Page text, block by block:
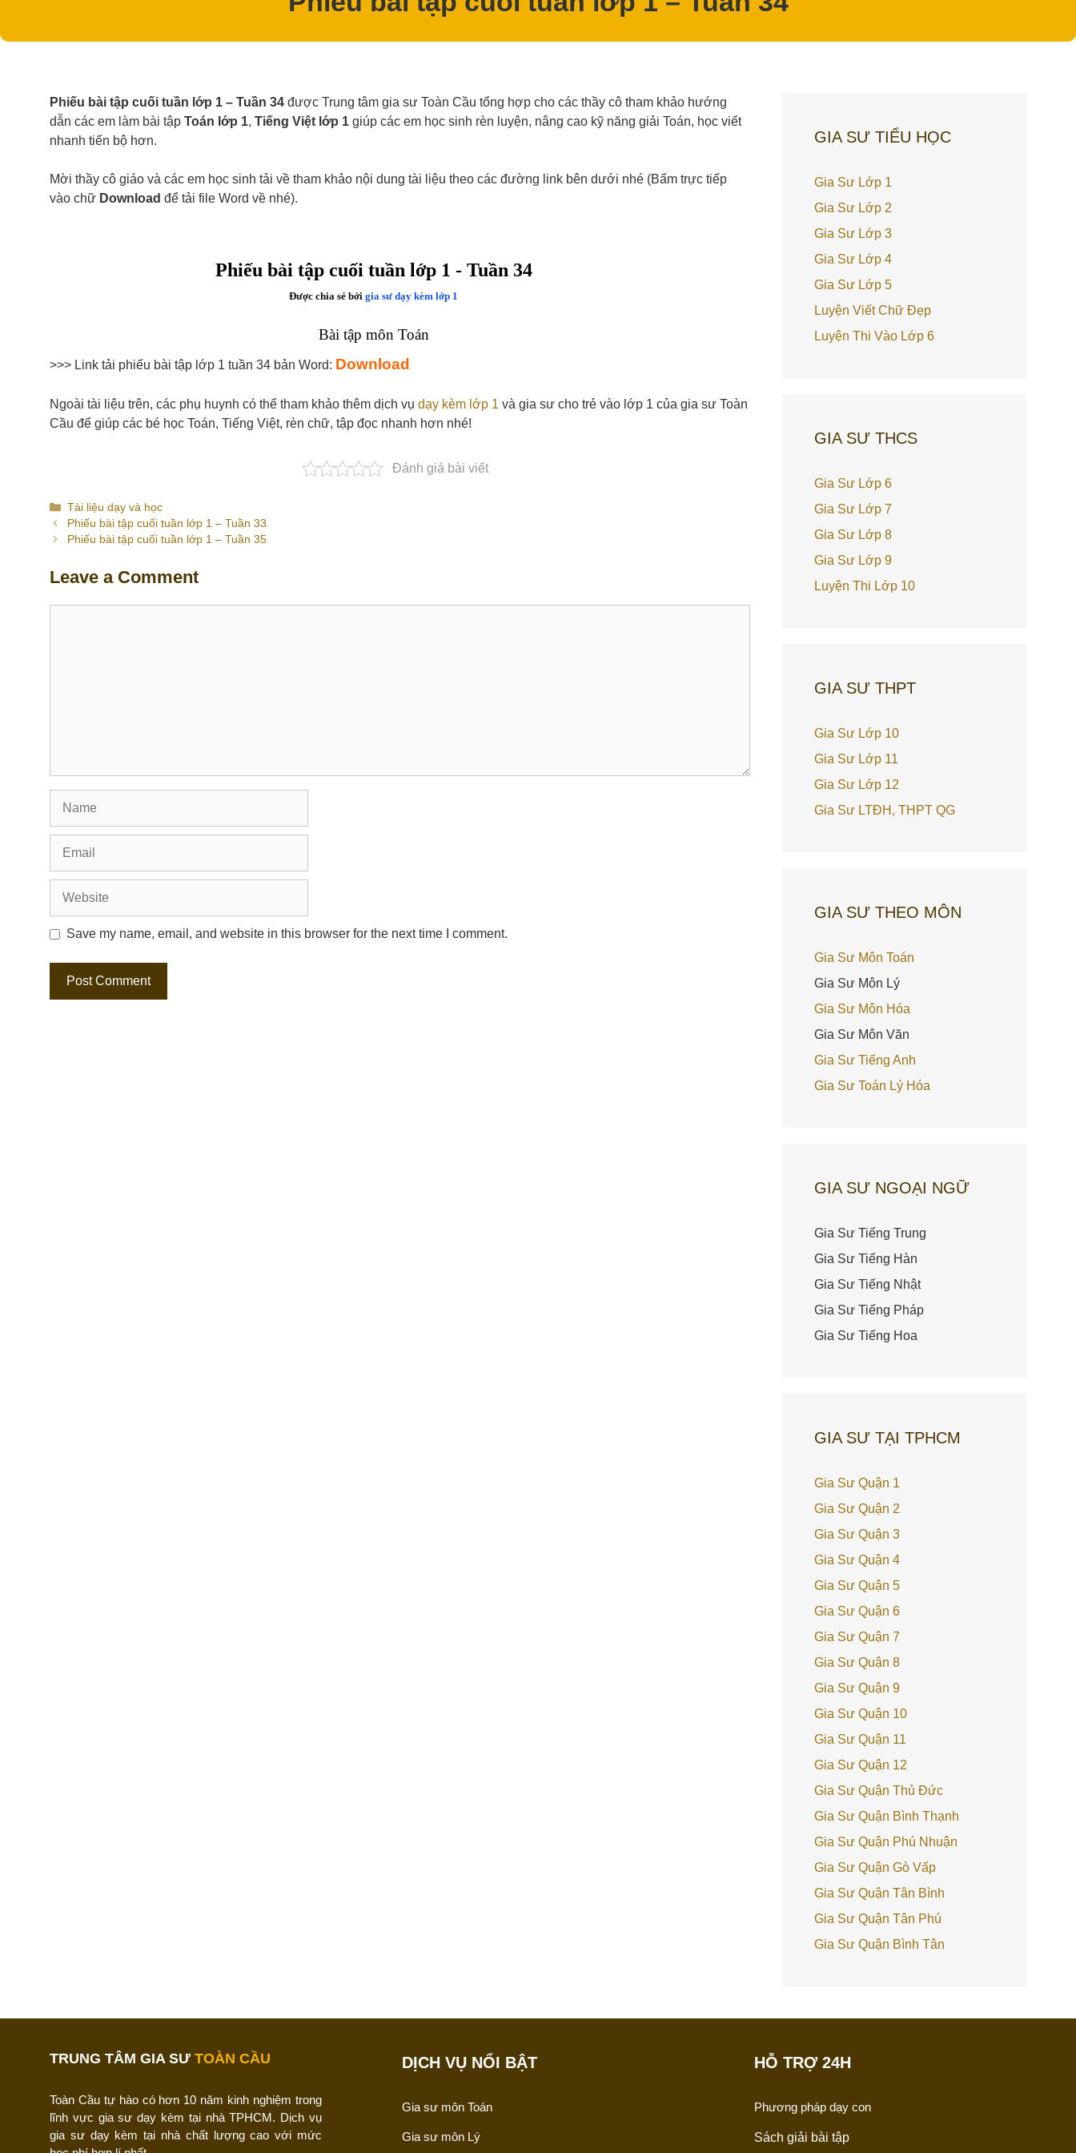
Phiếu bài tập cuối tuần lớp 1 – Tuần 34 được Trung tâm gia sư Toàn Cầu tổng hợp cho các thầy cô tham khảo hướng
dẫn các em làm bài tập Toán lớp 1, Tiếng Việt lớp 1 giúp các em học sinh rèn luyện, nâng cao kỹ năng giải Toán, học viết
nhanh tiến bộ hơn.
Mời thầy cô giáo và các em học sinh tải về tham khảo nội dung tài liệu theo các đường link bên dưới nhé (Bấm trực tiếp
vào chữ Download để tải file Word về nhé).
>>> Link tải phiếu bài tập lớp 1 tuần 34 bản Word: Download
Ngoài tài liệu trên, các phụ huynh có thể tham khảo thêm dịch vụ dạy kèm lớp 1 và gia sư cho trẻ vào lớp 1 của gia sư Toàn
Cầu để giúp các bé học Toán, Tiếng Việt, rèn chữ, tập đọc nhanh hơn nhé!
Đánh giá bài viết
Categories
Tài liệu dạy và học
Phiếu bài tập cuối tuần lớp 1 – Tuần 33
Phiếu bài tập cuối tuần lớp 1 – Tuần 35
Leave a Comment
Save my name, email, and website in this browser for the next time I comment.
GIA SƯ TIỂU HỌC
Gia Sư Lớp 1
Gia Sư Lớp 2
Gia Sư Lớp 3
Gia Sư Lớp 4
Gia Sư Lớp 5
Luyện Viết Chữ Đẹp
Luyện Thi Vào Lớp 6
GIA SƯ THCS
Gia Sư Lớp 6
Gia Sư Lớp 7
Gia Sư Lớp 8
Gia Sư Lớp 9
Luyện Thi Lớp 10
GIA SƯ THPT
Gia Sư Lớp 10
Gia Sư Lớp 11
Gia Sư Lớp 12
Gia Sư LTĐH, THPT QG
GIA SƯ THEO MÔN
Gia Sư Môn Toán
Gia Sư Môn Lý
Gia Sư Môn Hóa
Gia Sư Môn Văn
Gia Sư Tiếng Anh
Gia Sư Toán Lý Hóa
GIA SƯ NGOẠI NGỮ
Gia Sư Tiếng Trung
Gia Sư Tiếng Hàn
Gia Sư Tiếng Nhật
Gia Sư Tiếng Pháp
Gia Sư Tiếng Hoa
GIA SƯ TẠI TPHCM
Gia Sư Quận 1
Gia Sư Quận 2
Gia Sư Quận 3
Gia Sư Quận 4
Gia Sư Quận 5
Gia Sư Quận 6
Gia Sư Quận 7
Gia Sư Quận 8
Gia Sư Quận 9
Gia Sư Quận 10
Gia Sư Quận 11
Gia Sư Quận 12
Gia Sư Quận Thủ Đức
Gia Sư Quận Bình Thạnh
Gia Sư Quận Phú Nhuận
Gia Sư Quận Gò Vấp
Gia Sư Quận Tân Bình
Gia Sư Quận Tân Phú
Gia Sư Quận Bình Tân
TRUNG TÂM GIA SƯ TOÀN CẦU
Toàn Cầu tự hào có hơn 10 năm kinh nghiệm trong
lĩnh vực gia sư dạy kèm tại nhà TPHCM. Dịch vụ
gia sư dạy kèm tại nhà chất lượng cao với mức
DỊCH VỤ NỔI BẬT
Gia sư môn Toán
Gia sư môn Lý
HỖ TRỢ 24H
Phương pháp dạy con
Sách giải bài tập